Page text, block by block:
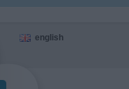
english